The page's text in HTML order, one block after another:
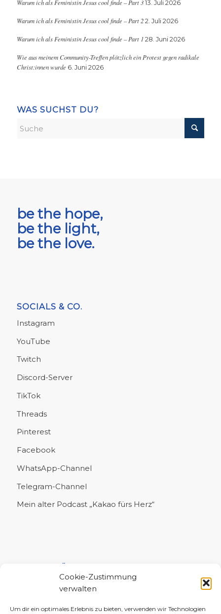
Cookie-Zustimmung
verwalten
Um dir ein optimales Erlebnis zu bieten, verwenden wir Technologien
Warum ich als Feministin Jesus cool finde – Part 3 13. Juli 2026
Warum ich als Feministin Jesus cool finde – Part 2 2. Juli 2026
Warum ich als Feministin Jesus cool finde – Part 1 28. Juni 2026
Wie aus meinem Community-Treffen plötzlich ein Protest gegen radikale
Christ:innen wurde 6. Juni 2026
WAS SUCHST DU?
be the hope,
be the light,
be the love.
SOCIALS & CO.
Instagram
YouTube
Twitch
Discord-Server
TikTok
Threads
Pinterest
Facebook
WhatsApp-Channel
Telegram-Channel
Mein alter Podcast „Kakao fürs Herz“